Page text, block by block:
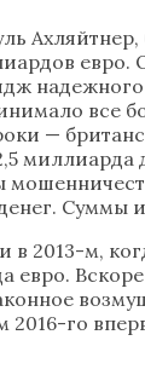
—
2013-м,
евро.
го